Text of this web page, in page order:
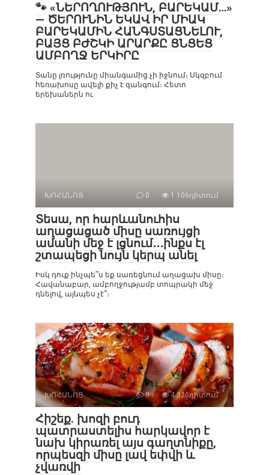
🐾 «ՆԵՐՈՂՈՒԹՅՈՒՆ, ԲԱՐԵԿԱՄ…»
— ԾԵՐՈՒՆԻՆ ԵԿԱՎ ԻՐ ՄԻԱԿ
ԲԱՐԵԿԱՄԻՆ ՀԱՆԳՍՏԱՑՆԵԼՈՒ,
ԲԱՅՑ ԲԺՇԿԻ ԱՐԱՐՔԸ ՑՆՑԵՑ
ԱՄԲՈՂՋ ԵՐԿԻՐԸ
Տանը լռությունը միանգամից չի իջնում։ Սկզբում
հեռախոսը ավելի քիչ է զանգում։ Հետո
երեխաներն ու
ԽՈՀԱՆՈՑ 0 1 106դիտում
Տեսա, որ հարևանուհիս
աղացացած միսը սառույցի
ամանի մեջ է լցնում․․․ինքս էլ
շտապեցի նույն կերպ անել
Իսկ դուք ինչպե՞ս եք սառեցնում աղացախ միսը։
Հավանաբար, ամբողջությամբ տոպրակի մեջ
դնելով, այնպես չէ՞։
ԽՈՀԱՆՈՑ 0 4 326դիտում
Հիշեք. խոզի բուդ
պատրաստելիս հարկավոր է
նախ կիրառել այս գաղտնիքը,
որպեսզի միսը լավ եփվի և
չվառվի